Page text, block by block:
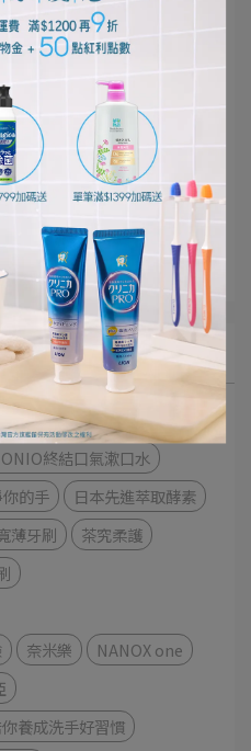
口腔呵護體驗
終結口氣漱口水
的手
日本先進萃取酵素
薄牙刷
茶究柔護
奈米樂
NANOX one
養成洗手好習慣